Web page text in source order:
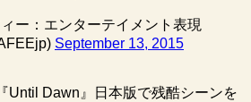
ー：エンターテイメント表現
September 13, 2015
Until Dawn』日本版で残酷シーンを